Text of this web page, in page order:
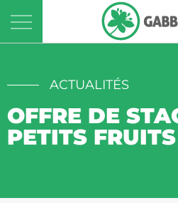
ACTUALITÉS
OFFRE DE
PETITS FRUITS
Panneau de gestion des